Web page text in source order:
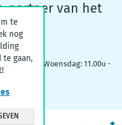
partner van het
- 19.00u | Woensdag: 11.00u -
te
nog
te gaan,